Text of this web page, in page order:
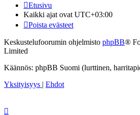
Etusivu
Kaikki ajat ovat UTC+03:00
Poista evästeet
Keskustelufoorumin ohjelmisto phpBB®
Limited
Käännös: phpBB Suomi (lurttinen,
Yksityisyys | Ehdot